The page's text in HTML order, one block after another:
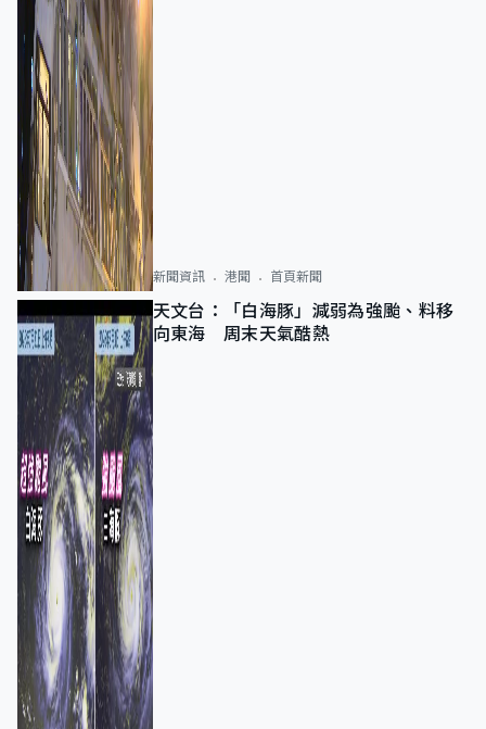
新聞資訊 港聞 首頁新聞
天文台：「白海豚」減弱為強颱、料移
向東海 周末天氣酷熱